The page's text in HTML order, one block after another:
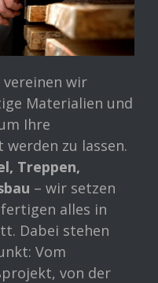
vereinen wir
Materialien und
Ihre
zu lassen.
Treppen,
– wir setzen
alles in
Dabei stehen
Vom
von der